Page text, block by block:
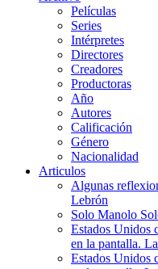
Películas
Series
Intérpretes
Directores
Creadores
Productoras
Año
Autores
Calificación
Género
Nacionalidad
Articulos
Algunas
Lebrón
Solo Manolo
Estados Unidos
en la pantalla.
Estados Unidos